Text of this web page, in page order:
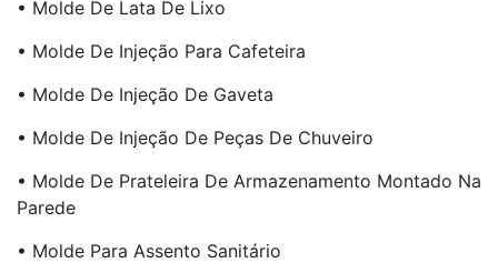
• Molde De Lata De Lixo
• Molde De Injeção Para Cafeteira
• Molde De Injeção De Gaveta
• Molde De Injeção De Peças De Chuveiro
• Molde De Prateleira De Armazenamento Montado Na
Parede
• Molde Para Assento Sanitário